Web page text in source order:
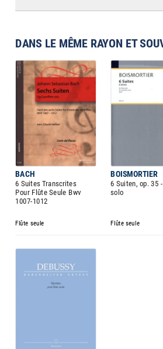
DANS LE MÊME RAYON ET
BACH BOISMORTIER
6 Suites Transcrites
Pour Flûte Seule Bwv
1007-1012
6 Suiten, op. 35
solo
Flûte seule Flûte seule